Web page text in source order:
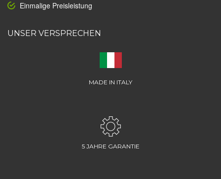
Einmalige Preisleistung
UNSER VERSPRECHEN
MADE IN ITALY
5 JAHRE GARANTIE